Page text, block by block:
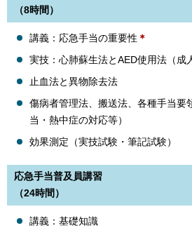
（8時間）
講義：応急手当の重要性 ＊
実技：心肺蘇生法とAED使用法（成
止血法と異物除去法
傷病者管理法、搬送法、各種手当要
当・熱中症の対応等）
効果測定（実技試験・筆記試験）
応急手当普及員講習
（24時間）
講義：基礎知識